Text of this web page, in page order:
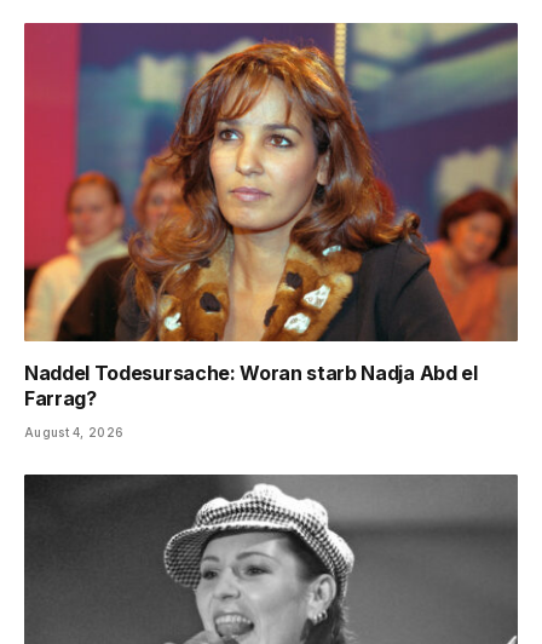
Naddel Todesursache: Woran starb Nadja Abd el
Farrag?
August 4, 2026